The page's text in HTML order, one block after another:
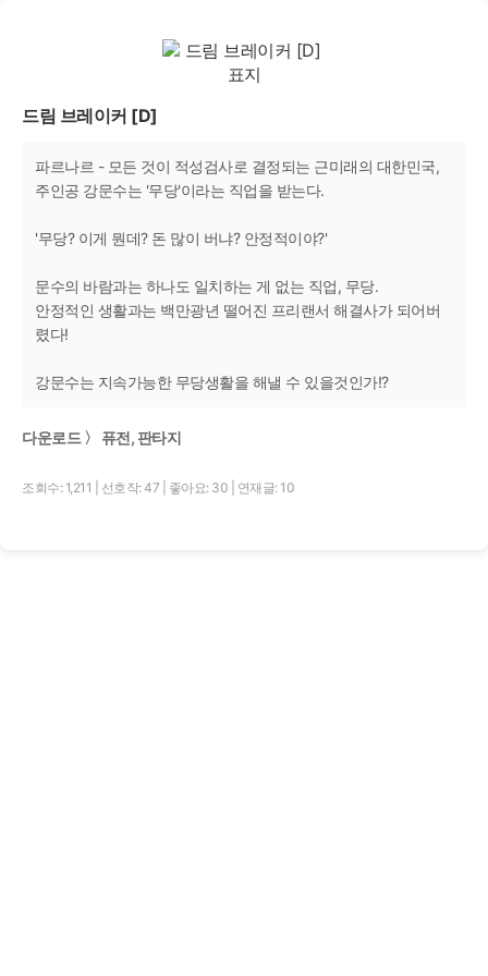
드림 브레이커 [D]
파르나르 - 모든 것이 적성검사로 결정되는 근미래의 대한민국,
주인공 강문수는 '무당'이라는 직업을 받는다.
'무당? 이게 뭔데? 돈 많이 버냐? 안정적이야?'
문수의 바람과는 하나도 일치하는 게 없는 직업, 무당.
안정적인 생활과는 백만광년 떨어진 프리랜서 해결사가 되어버
렸다!
강문수는 지속가능한 무당생활을 해낼 수 있을것인가!?
다운로드 〉 퓨전, 판타지
조회수: 1,211 선호작: 47 좋아요: 30 연재글: 10